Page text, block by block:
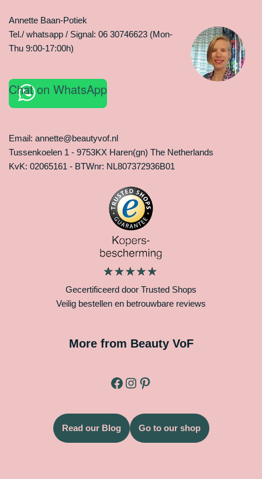
Annette Baan-Potiek
Tel./ whatsapp / Signal: 06 30746623 (Mon-
Thu 9:00-17:00h)
Chat on WhatsApp
Email: annette@beautyvof.nl
Tussenkoelen 1 - 9753KX Haren(gn) The Netherlands
KvK: 02065161 - BTWnr: NL807372936B01
Gecertificeerd door Trusted Shops
Veilig bestellen en betrouwbare reviews
More from Beauty VoF
Read our Blog Go to our shop